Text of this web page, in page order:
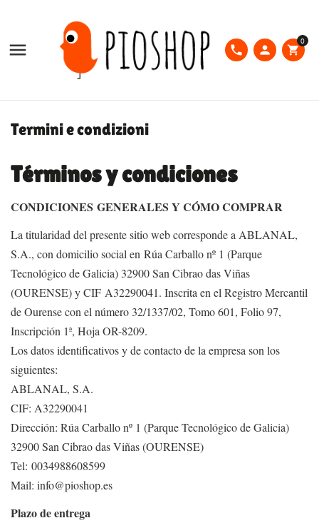
 phone person shopping_cart
0
Termini e condizioni
Términos y condiciones
CONDICIONES GENERALES Y CÓMO COMPRAR
La titularidad del presente sitio web corresponde a ABLANAL,
S.A., con domicilio social en Rúa Carballo nº 1 (Parque
Tecnológico de Galicia) 32900 San Cibrao das Viñas
(OURENSE) y CIF A32290041. Inscrita en el Registro Mercantil
de Ourense con el número 32/1337/02, Tomo 601, Folio 97,
Inscripción 1ª, Hoja OR-8209.
Los datos identificativos y de contacto de la empresa son los
siguientes:
ABLANAL, S.A.
CIF: A32290041
Dirección: Rúa Carballo nº 1 (Parque Tecnológico de Galicia)
32900 San Cibrao das Viñas (OURENSE)
Tel: 0034988608599
Mail: info@pioshop.es
Plazo de entrega